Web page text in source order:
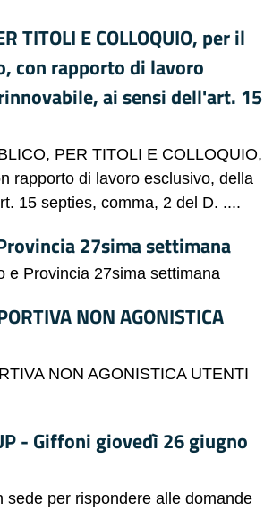
TITOLI E COLLOQUIO, per il
con rapporto di lavoro
ai sensi dell'art. 15
PER TITOLI E COLLOQUIO,
rapporto di lavoro esclusivo, della
15 septies, comma, 2 del D. ....
27sima settimana
e Provincia 27sima settimana
NON AGONISTICA
NON AGONISTICA UTENTI
- Giffoni giovedì 26 giugno
sede per rispondere alle domande